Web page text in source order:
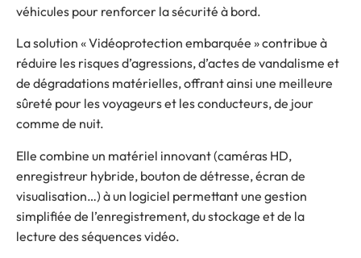
véhicules pour renforcer la sécurité à bord.
La solution « Vidéoprotection embarquée » contribue à
réduire les risques d’agressions, d’actes de vandalisme et
de dégradations matérielles, offrant ainsi une meilleure
sûreté pour les voyageurs et les conducteurs, de jour
comme de nuit.
Elle combine un matériel innovant (caméras HD,
enregistreur hybride, bouton de détresse, écran de
visualisation…) à un logiciel permettant une gestion
simplifiée de l’enregistrement, du stockage et de la
lecture des séquences vidéo.